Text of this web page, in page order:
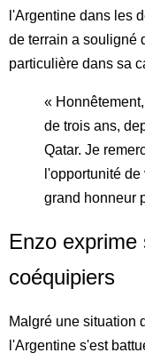
l'Argentine dans les
de terrain a souligné
particulière dans sa
«
de trois ans,
Qatar. Je
l'opportunité
grand honneur
Enzo
coéquipiers
Malgré une situation
l'Argentine s'est